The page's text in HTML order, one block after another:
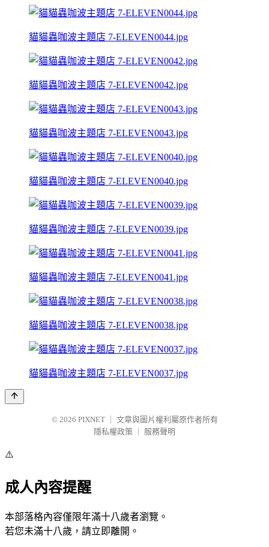
貓貓蟲咖波主題店 7-ELEVEN0044.jpg
貓貓蟲咖波主題店 7-ELEVEN0042.jpg
貓貓蟲咖波主題店 7-ELEVEN0043.jpg
貓貓蟲咖波主題店 7-ELEVEN0040.jpg
貓貓蟲咖波主題店 7-ELEVEN0039.jpg
貓貓蟲咖波主題店 7-ELEVEN0041.jpg
貓貓蟲咖波主題店 7-ELEVEN0038.jpg
貓貓蟲咖波主題店 7-ELEVEN0037.jpg
© 2026 PIXNET
文章與圖片權利屬原作者所有
隱私權政策
服務聲明
⚠️
成人內容提醒
本部落格內容僅限年滿十八歲者瀏覽。
若您未滿十八歲，請立即離開。